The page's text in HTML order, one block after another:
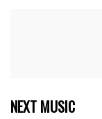
NEXT MUSIC